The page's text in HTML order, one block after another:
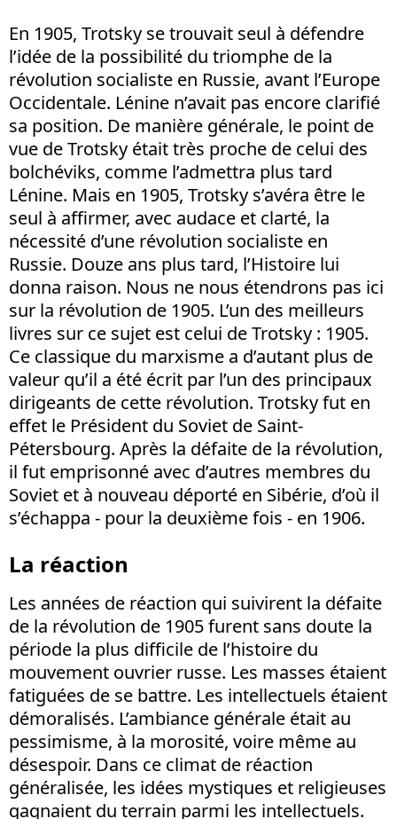
En 1905, Trotsky se trouvait seul à défendre
l’idée de la possibilité du triomphe de la
révolution socialiste en Russie, avant l’Europe
Occidentale. Lénine n’avait pas encore clarifié
sa position. De manière générale, le point de
vue de Trotsky était très proche de celui des
bolchéviks, comme l’admettra plus tard
Lénine. Mais en 1905, Trotsky s’avéra être le
seul à affirmer, avec audace et clarté, la
nécessité d’une révolution socialiste en
Russie. Douze ans plus tard, l’Histoire lui
donna raison. Nous ne nous étendrons pas ici
sur la révolution de 1905. L’un des meilleurs
livres sur ce sujet est celui de Trotsky : 1905.
Ce classique du marxisme a d’autant plus de
valeur qu’il a été écrit par l’un des principaux
dirigeants de cette révolution. Trotsky fut en
effet le Président du Soviet de Saint-
Pétersbourg. Après la défaite de la révolution,
il fut emprisonné avec d’autres membres du
Soviet et à nouveau déporté en Sibérie, d’où il
s’échappa - pour la deuxième fois - en 1906.
La réaction
Les années de réaction qui suivirent la défaite
de la révolution de 1905 furent sans doute la
période la plus difficile de l’histoire du
mouvement ouvrier russe. Les masses étaient
fatiguées de se battre. Les intellectuels étaient
démoralisés. L’ambiance générale était au
pessimisme, à la morosité, voire même au
désespoir. Dans ce climat de réaction
généralisée, les idées mystiques et religieuses
gagnaient du terrain parmi les intellectuels.